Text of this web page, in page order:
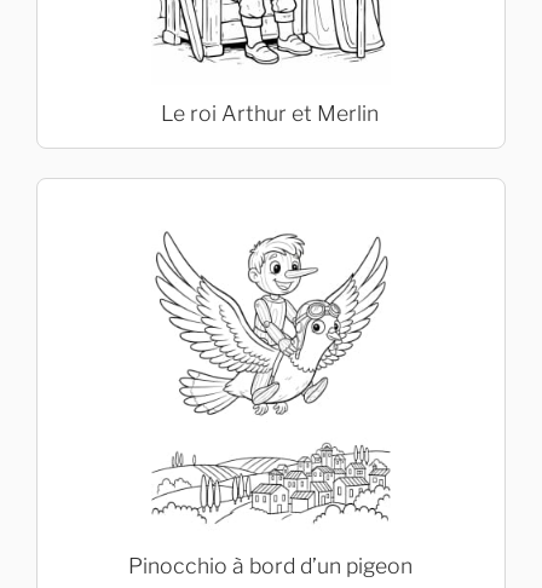
Le roi Arthur et Merlin
Pinocchio à bord d’un pigeon